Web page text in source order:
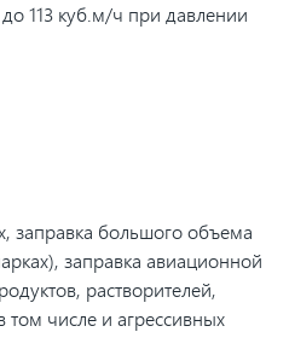
113 куб.м/ч при давлении
заправка большого объема
заправка авиационной
растворителей,
том числе и агрессивных